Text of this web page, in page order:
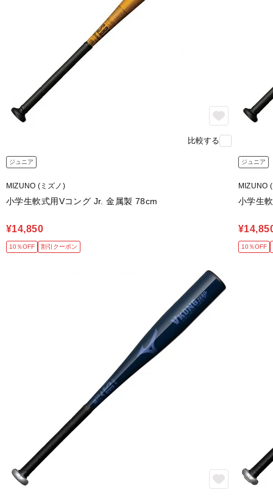
比較する
ジュニア
MIZUNO (ミズノ)
小学生軟式用Vコング Jr. 金属製 78cm
¥14,850
10％OFF 割引クーポン
ジュニア
MIZUNO
小学生
10％OFF